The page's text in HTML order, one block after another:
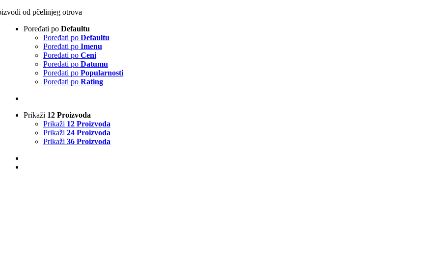
od pčelinjeg otrova
Poređati po Defaultu
Poređati po Defaultu
Poređati po Imenu
Poređati po Ceni
Poređati po Datumu
Poređati po Popularnosti
Poređati po Rating
Prikaži 12 Proizvoda
Prikaži 12 Proizvoda
Prikaži 24 Proizvoda
Prikaži 36 Proizvoda